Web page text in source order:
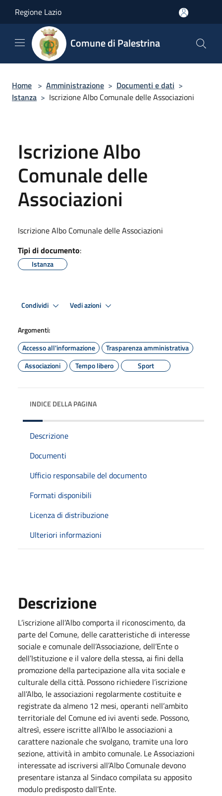
Regione Lazio
Comune di Palestrina
Home > Amministrazione > Documenti e dati >
Istanza > Iscrizione Albo Comunale delle Associazioni
Iscrizione Albo
Comunale delle
Associazioni
Iscrizione Albo Comunale delle Associazioni
Tipi di documento:
Istanza
Condividi Vedi azioni
Argomenti:
Accesso all'informazione
Trasparenza amministrativa
Associazioni
Tempo libero Sport
INDICE DELLA PAGINA
Descrizione
Documenti
Ufficio responsabile del documento
Formati disponibili
Licenza di distribuzione
Ulteriori informazioni
Descrizione
L’iscrizione all’Albo comporta il riconoscimento, da
parte del Comune, delle caratteristiche di interesse
sociale e comunale dell’Associazione, dell’Ente o
dell’Istituzione e il valore della stessa, ai fini della
promozione della partecipazione alla vita sociale e
culturale della città. Possono richiedere l’iscrizione
all’Albo, le associazioni regolarmente costituite e
registrate da almeno 12 mesi, operanti nell’ambito
territoriale del Comune ed ivi aventi sede. Possono,
altresì, essere iscritte all’Albo le associazioni a
carattere nazionale che svolgano, tramite una loro
sezione, attività in ambito comunale. Le Associazioni
interessate ad iscriversi all’Albo Comunale devono
presentare istanza al Sindaco compilata su apposito
modulo predisposto dall’Ente.